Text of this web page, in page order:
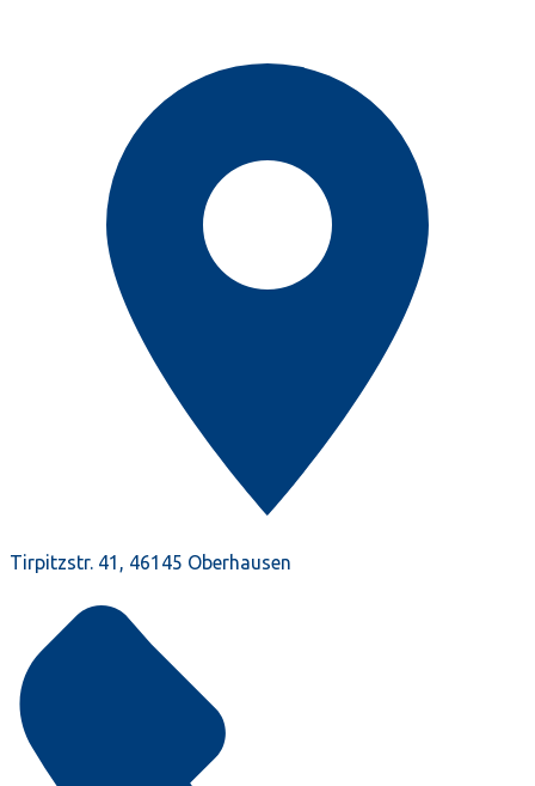
Tirpitzstr. 41, 46145 Oberhausen